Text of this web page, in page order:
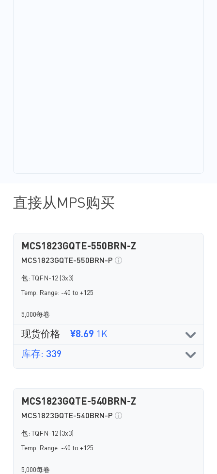
直接从MPS购买
MCS1823GQTE-550BRN-Z
MCS1823GQTE-550BRN-P
包: TQFN-12 (3x3)
Temp. Range: -40 to +125
5,000每卷
现货价格 ¥8.69 1K
库存: 339
MCS1823GQTE-540BRN-Z
MCS1823GQTE-540BRN-P
包: TQFN-12 (3x3)
Temp. Range: -40 to +125
5,000每卷